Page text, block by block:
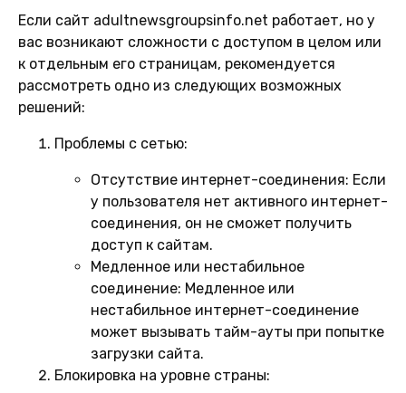
Если сайт adultnewsgroupsinfo.net работает, но у
вас возникают сложности с доступом в целом или
к отдельным его страницам, рекомендуется
рассмотреть одно из следующих возможных
решений:
Проблемы с сетью:
Отсутствие интернет-соединения: Если
у пользователя нет активного интернет-
соединения, он не сможет получить
доступ к сайтам.
Медленное или нестабильное
соединение: Медленное или
нестабильное интернет-соединение
может вызывать тайм-ауты при попытке
загрузки сайта.
Блокировка на уровне страны: